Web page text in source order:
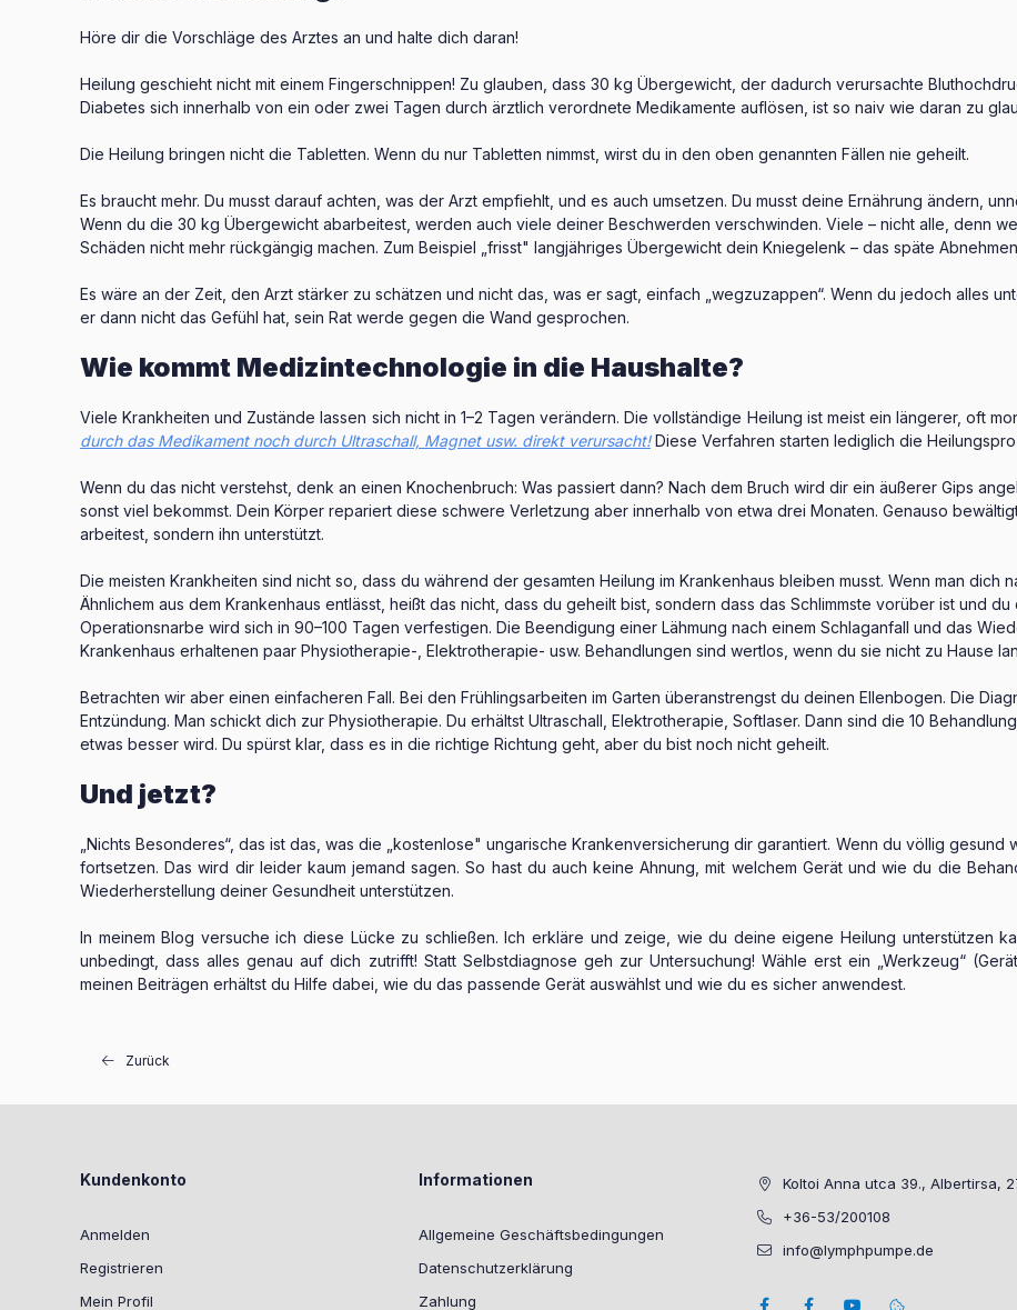
Höre dir die Vorschläge des Arztes an und halte dich daran!
Heilung geschieht nicht mit einem Fingerschnippen! Zu glauben, dass 30 kg Übergewicht, der dadurch verursachte
Diabetes sich innerhalb von ein oder zwei Tagen durch ärztlich verordnete Medikamente auflösen, ist so naiv wie daran zu
Die Heilung bringen nicht die Tabletten. Wenn du nur Tabletten nimmst, wirst du in den oben genannten Fällen nie geheilt.
Es braucht mehr. Du musst darauf achten, was der Arzt empfiehlt, und es auch umsetzen. Du musst deine Ernährung ändern,
Wenn du die 30 kg Übergewicht abarbeitest, werden auch viele deiner Beschwerden verschwinden. Viele – nicht alle, denn
Schäden nicht mehr rückgängig machen. Zum Beispiel „frisst" langjähriges Übergewicht dein Kniegelenk – das späte
Es wäre an der Zeit, den Arzt stärker zu schätzen und nicht das, was er sagt, einfach „wegzuzappen“. Wenn du jedoch alles
er dann nicht das Gefühl hat, sein Rat werde gegen die Wand gesprochen.
Wie kommt Medizintechnologie in die Haushalte?
Viele Krankheiten und Zustände lassen sich nicht in 1–2 Tagen verändern. Die vollständige Heilung ist meist ein längerer, oft
durch das Medikament noch durch Ultraschall, Magnet usw. direkt verursacht!Diese Verfahren starten lediglich die
Wenn du das nicht verstehst, denk an einen Knochenbruch: Was passiert dann? Nach dem Bruch wird dir ein äußerer Gips
sonst viel bekommst. Dein Körper repariert diese schwere Verletzung aber innerhalb von etwa drei Monaten. Genauso
arbeitest, sondern ihn unterstützt.
Die meisten Krankheiten sind nicht so, dass du während der gesamten Heilung im Krankenhaus bleiben musst. Wenn man dich
Ähnlichem aus dem Krankenhaus entlässt, heißt das nicht, dass du geheilt bist, sondern dass das Schlimmste vorüber ist und
Operationsnarbe wird sich in 90–100 Tagen verfestigen. Die Beendigung einer Lähmung nach einem Schlaganfall und das
Krankenhaus erhaltenen paar Physiotherapie-, Elektrotherapie- usw. Behandlungen sind wertlos, wenn du sie nicht zu Hause
Betrachten wir aber einen einfacheren Fall. Bei den Frühlingsarbeiten im Garten überanstrengst du deinen Ellenbogen. Die
Entzündung. Man schickt dich zur Physiotherapie. Du erhältst Ultraschall, Elektrotherapie, Softlaser. Dann sind die 10
etwas besser wird. Du spürst klar, dass es in die richtige Richtung geht, aber du bist noch nicht geheilt.
Und jetzt?
„Nichts Besonderes“, das ist das, was die „kostenlose" ungarische Krankenversicherung dir garantiert. Wenn du völlig
fortsetzen. Das wird dir leider kaum jemand sagen. So hast du auch keine Ahnung, mit welchem Gerät und wie du die
Wiederherstellung deiner Gesundheit unterstützen.
In meinem Blog versuche ich diese Lücke zu schließen. Ich erkläre und zeige, wie du deine eigene Heilung unterstützen
unbedingt, dass alles genau auf dich zutrifft! Statt Selbstdiagnose geh zur Untersuchung! Wähle erst ein „Werkzeug“
meinen Beiträgen erhältst du Hilfe dabei, wie du das passende Gerät auswählst und wie du es sicher anwendest.
Zurück
Kundenkonto
Anmelden
Registrieren
Mein Profil
Informationen
Allgemeine Geschäftsbedingungen
Datenschutzerklärung
Zahlung
Koltoi Anna utca 39., Albertirsa,
+36-53/200108
info@lymphpumpe.de